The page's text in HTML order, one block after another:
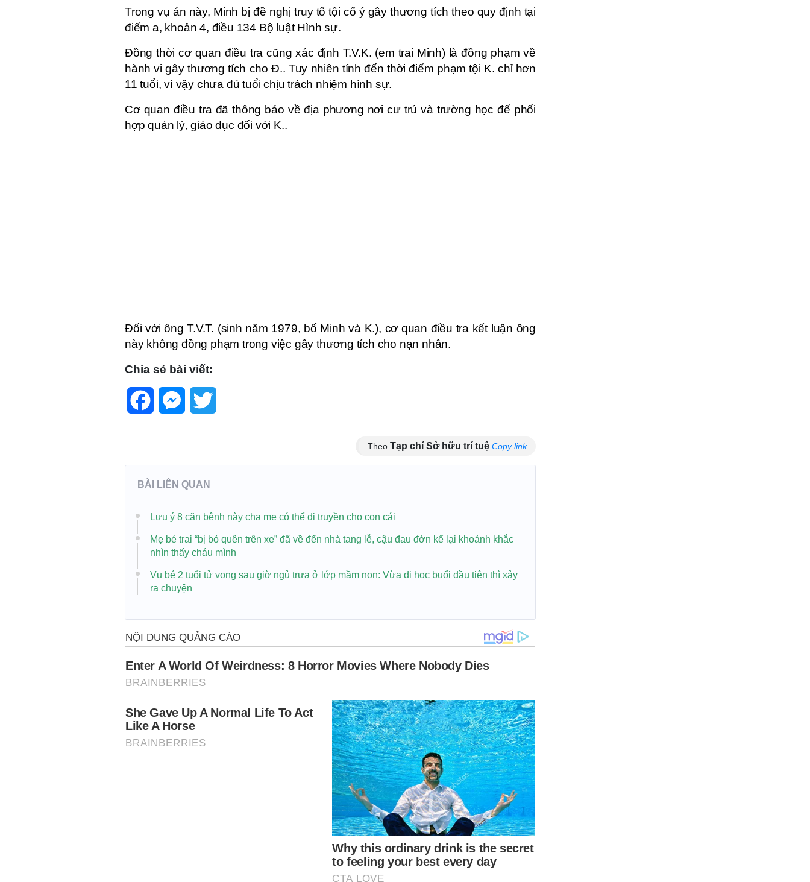
Trong vụ án này, Minh bị đề nghị truy tố tội cố ý gây thương tích theo quy định tại
điểm a, khoản 4, điều 134 Bộ luật Hình sự.
Đồng thời cơ quan điều tra cũng xác định T.V.K. (em trai Minh) là đồng phạm về
hành vi gây thương tích cho Đ.. Tuy nhiên tính đến thời điểm phạm tội K. chỉ hơn
11 tuổi, vì vậy chưa đủ tuổi chịu trách nhiệm hình sự.
Cơ quan điều tra đã thông báo về địa phương nơi cư trú và trường học để phối
hợp quản lý, giáo dục đối với K..
Đối với ông T.V.T. (sinh năm 1979, bố Minh và K.), cơ quan điều tra kết luận ông
này không đồng phạm trong việc gây thương tích cho nạn nhân.
Chia sẻ bài viết:
FacebookMessenger
Theo Tạp chí Sở hữu trí tuệ Copy link
BÀI LIÊN QUAN
Lưu ý 8 căn bệnh này cha mẹ có thể di truyền cho con cái
Mẹ bé trai “bị bỏ quên trên xe” đã về đến nhà tang lễ, cậu đau đớn kể lại khoảnh khắc
nhìn thấy cháu mình
Vụ bé 2 tuổi tử vong sau giờ ngủ trưa ở lớp mầm non: Vừa đi học buổi đầu tiên thì xảy
ra chuyện